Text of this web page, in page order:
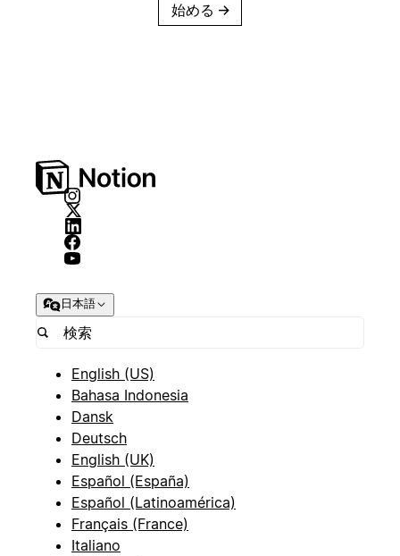
始める →
日本語
English (US)
Bahasa Indonesia
Dansk
Deutsch
English (UK)
Español (España)
Español (Latinoamérica)
Français (France)
Italiano